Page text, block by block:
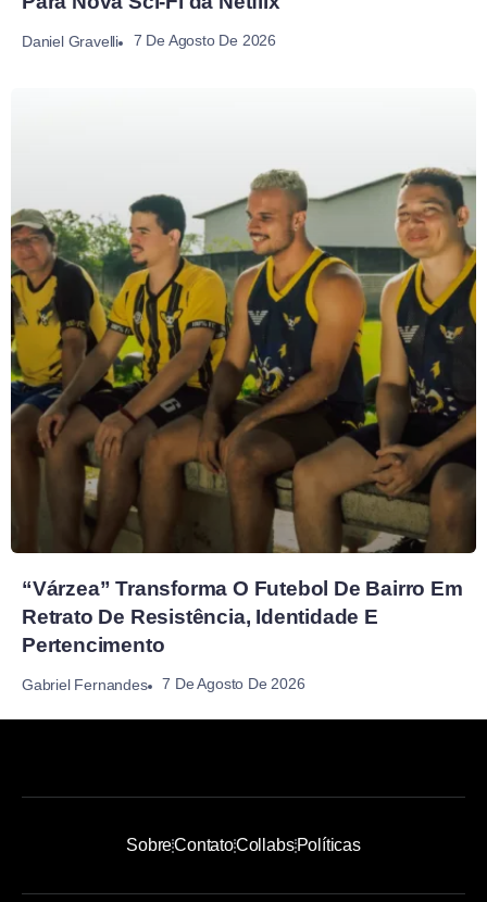
Daniel Gravelli 7 De Agosto De 2026
“Várzea” Transforma O Futebol De Bairro Em
Retrato De Resistência, Identidade E
Pertencimento
Gabriel Fernandes 7 De Agosto De 2026
SobreContatoCollabsPolíticas